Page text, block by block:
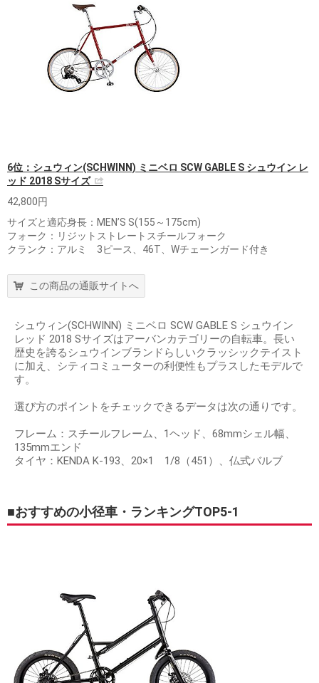
6位：シュウィン(SCHWINN) ミニベロ SCW GABLE S シュウイン レ
ッド 2018 Sサイズ
42,800円
サイズと適応身長：MEN’S S(155～175cm)
フォーク：リジットストレートスチールフォーク
クランク：アルミ 3ピース、46T、Wチェーンガード付き
この商品の通販サイトへ
シュウィン(SCHWINN) ミニベロ SCW GABLE S シュウイン
レッド 2018 Sサイズはアーバンカテゴリーの自転車。長い
歴史を誇るシュウインブランドらしいクラッシックテイスト
に加え、シティコミューターの利便性もプラスしたモデルで
す。
選び方のポイントをチェックできるデータは次の通りです。
フレーム：スチールフレーム、1ヘッド、68mmシェル幅、
135mmエンド
タイヤ：KENDA K-193、20×1 1/8（451）、仏式バルブ
■おすすめの小径車・ランキングTOP5-1